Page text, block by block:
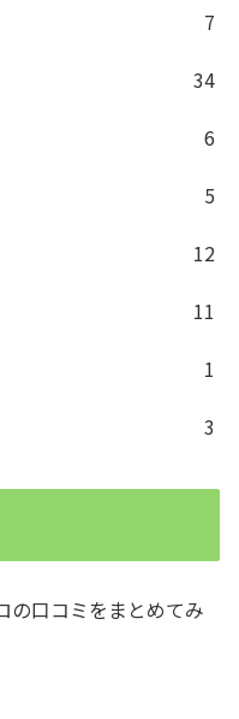
7
34
6
5
12
11
1
3
の口コミをまとめてみ